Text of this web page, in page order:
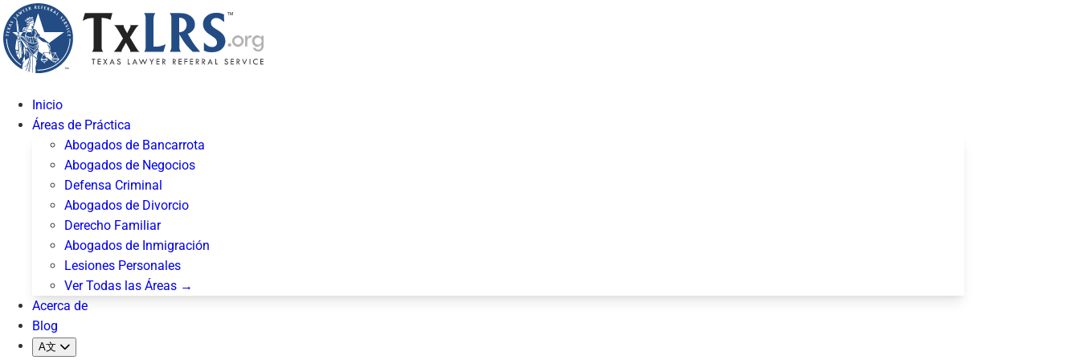
Inicio
Áreas de Práctica
Abogados de Bancarrota
Abogados de Negocios
Defensa Criminal
Abogados de Divorcio
Derecho Familiar
Abogados de Inmigración
Lesiones Personales
Ver Todas las Áreas →
Acerca de
Blog
A文